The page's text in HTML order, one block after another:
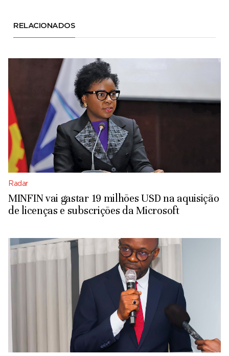
RELACIONADOS
Radar
MINFIN vai gastar 19 milhões USD na aquisição
de licenças e subscrições da Microsoft